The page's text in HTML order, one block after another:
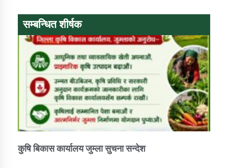
कार्यक्रम कार्यान्वयन एकाई जुम्लाको सुचना
सम्बन्धित शीर्षक
कुषि बिकास कार्यालय जुम्ला सुचना सन्देश